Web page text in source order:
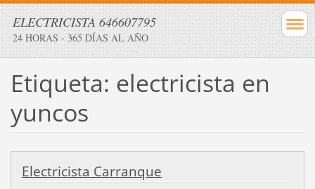
ELECTRICISTA 646607795
24 HORAS - 365 DÍAS AL AÑO
Etiqueta: electricista en
yuncos
Electricista Carranque